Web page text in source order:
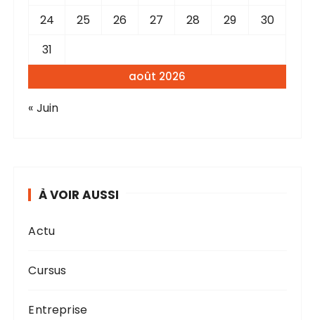
août 2026
24
25 26 27 28 29
30
31
« Juin
À VOIR AUSSI
Actu
Cursus
Entreprise